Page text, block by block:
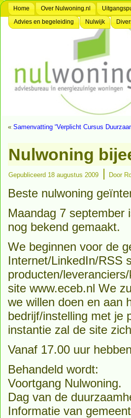
Home Over Nulwoning.nl
Advies en begeleiding
Nulwijk
« Samenvatting “Verplicht Cursus
Nulwoning
Gepubliceerd 18 augustus 2009 | Door
Beste nulwoning
Maandag 7 september
nog bekend gemaakt.
We beginnen voor de
Internet/LinkedIn/RSS
producten/
site www.eceb.nl We
we willen doen en aan
bedrijf/instelling met je
instantie zal de site
Vanaf 17.00 uur
Behandeld wordt:
Voortgang Nulwoning.
Dag van de
Informatie van